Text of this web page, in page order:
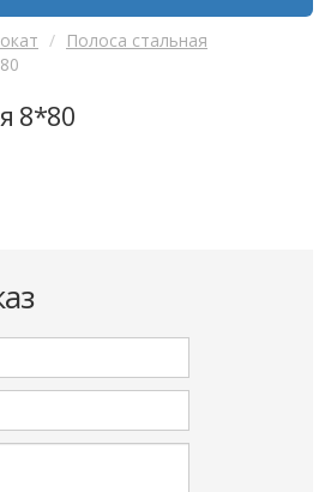
Полоса стальная
8*80